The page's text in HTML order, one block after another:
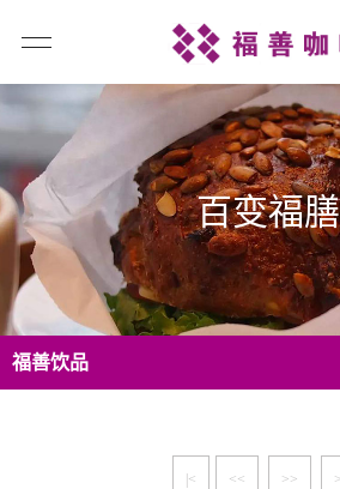
百变福膳
福善饮品
|< << >> >|